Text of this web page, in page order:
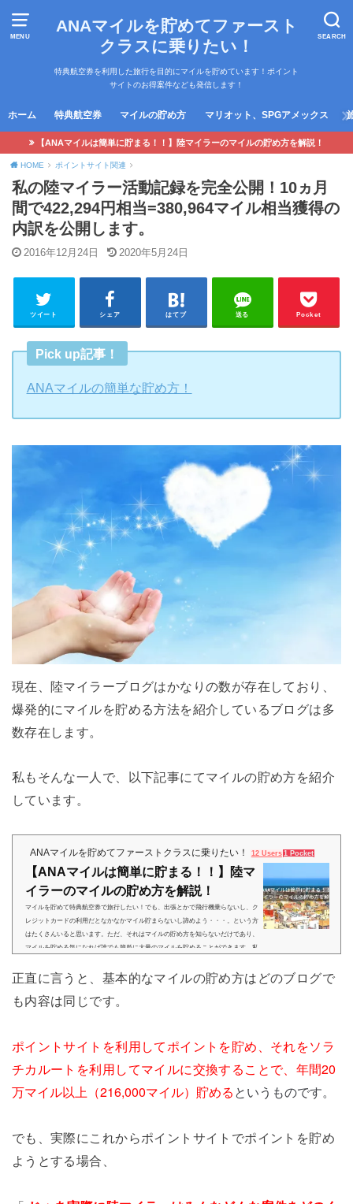
MENU SEARCH
ANAマイルを貯めてファースト
クラスに乗りたい！
特典航空券を利用した旅行を目的にマイルを貯めています！ポイント
サイトのお得案件なども発信します！
ホーム 特典航空券 マイルの貯め方 マリオット、SPGアメックス
【ANAマイルは簡単に貯まる！！】陸マイラーのマイルの貯め方を解説！
HOME ポイントサイト関連
私の陸マイラー活動記録を完全公開！10ヵ月
間で422,294円相当=380,964マイル相当獲得の
内訳を公開します。
2016年12月24日 2020年5月24日
ツイート シェア はてブ 送る Pocket
Pick up記事！
ANAマイルの簡単な貯め方！
現在、陸マイラーブログはかなりの数が存在しており、
爆発的にマイルを貯める方法を紹介しているブログは多
数存在します。
私もそんな一人で、以下記事にてマイルの貯め方を紹介
しています。
ANAマイルを貯めてファーストクラスに乗りたい！ 12 Users 1 Pocket
【ANAマイルは簡単に貯まる！！】陸マ
イラーのマイルの貯め方を解説！
マイルを貯めて特典航空券で旅行したい！でも、出張とかで飛行機乗らないし、ク
レジットカードの利用だとなかなかマイル貯まらないし諦めよう・・・。という方
はたくさんいると思います。ただ、それはマイルの貯め方を知らないだけであり、
マイルを貯める気になれば誰でも簡単に大量のマイルを貯めることができます。私
回国際線特典航空券に交換出来るくらいのマイル（3万マイル～4万マイル）しか貯
正直に言うと、基本的なマイルの貯め方はどのブログで
も内容は同じです。
ポイントサイトを利用してポイントを貯め、それをソラ
チカルートを利用してマイルに交換することで、 年間20
万マイル以上（216,000マイル）貯めるというものです。
でも、実際にこれからポイントサイトでポイントを貯め
ようとする場合、